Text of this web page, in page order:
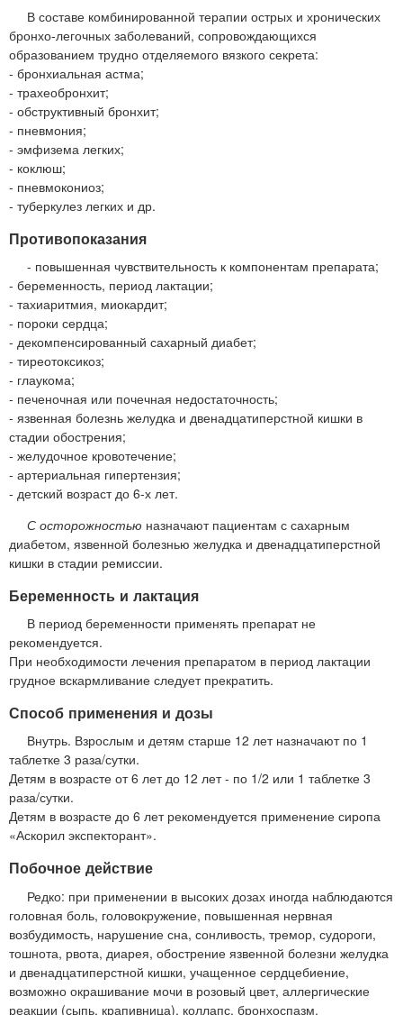
В составе комбинированной терапии острых и хронических
бронхо-легочных заболеваний, сопровождающихся
образованием трудно отделяемого вязкого секрета:
- бронхиальная астма;
- трахеобронхит;
- обструктивный бронхит;
- пневмония;
- эмфизема легких;
- коклюш;
- пневмокониоз;
- туберкулез легких и др.
Противопоказания
- повышенная чувствительность к компонентам препарата;
- беременность, период лактации;
- тахиаритмия, миокардит;
- пороки сердца;
- декомпенсированный сахарный диабет;
- тиреотоксикоз;
- глаукома;
- печеночная или почечная недостаточность;
- язвенная болезнь желудка и двенадцатиперстной кишки в
стадии обострения;
- желудочное кровотечение;
- артериальная гипертензия;
- детский возраст до 6-х лет.
С осторожностью назначают пациентам с сахарным
диабетом, язвенной болезнью желудка и двенадцатиперстной
кишки в стадии ремиссии.
Беременность и лактация
В период беременности применять препарат не
рекомендуется.
При необходимости лечения препаратом в период лактации
грудное вскармливание следует прекратить.
Способ применения и дозы
Внутрь. Взрослым и детям старше 12 лет назначают по 1
таблетке 3 раза/сутки.
Детям в возрасте от 6 лет до 12 лет - по 1/2 или 1 таблетке 3
раза/сутки.
Детям в возрасте до 6 лет рекомендуется применение сиропа
«Аскорил экспекторант».
Побочное действие
Редко: при применении в высоких дозах иногда наблюдаются
головная боль, головокружение, повышенная нервная
возбудимость, нарушение сна, сонливость, тремор, судороги,
тошнота, рвота, диарея, обострение язвенной болезни желудка
и двенадцатиперстной кишки, учащенное сердцебиение,
возможно окрашивание мочи в розовый цвет, аллергические
реакции (сыпь, крапивница), коллапс, бронхоспазм.